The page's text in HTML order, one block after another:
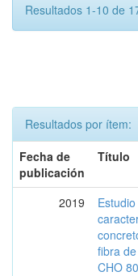
Resultados 1-10 de
Resultados por ítem:
Fecha de
publicación
Título
2019
fibra
CHO